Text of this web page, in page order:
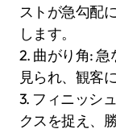
ストが急勾配
します。
2. 曲がり角:
見られ、観客
3. フィニッシ
クスを捉え、